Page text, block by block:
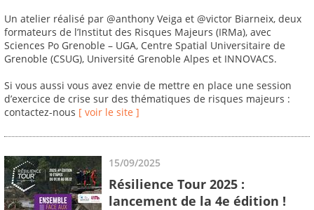
Un atelier réalisé par @anthony Veiga et @victor Biarneix, deux
formateurs de l’Institut des Risques Majeurs (IRMa), avec
Sciences Po Grenoble – UGA, Centre Spatial Universitaire de
Grenoble (CSUG), Université Grenoble Alpes et INNOVACS.
Si vous aussi vous avez envie de mettre en place une session
d’exercice de crise sur des thématiques de risques majeurs :
contactez-nous [ voir le site ]
15/09/2025
Résilience Tour 2025 :
lancement de la 4e édition !